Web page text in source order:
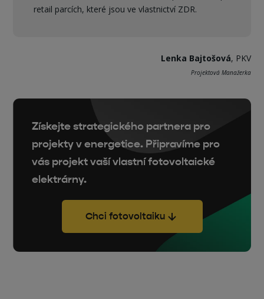
retail parcích, které jsou ve vlastnictví ZDR.
Lenka Bajtošová, PKV
Projektová Manažerka
Získejte strategického partnera pro
projekty v energetice. Připravíme pro
vás projekt vaší vlastní fotovoltaické
elektrárny.
Chci fotovoltaiku